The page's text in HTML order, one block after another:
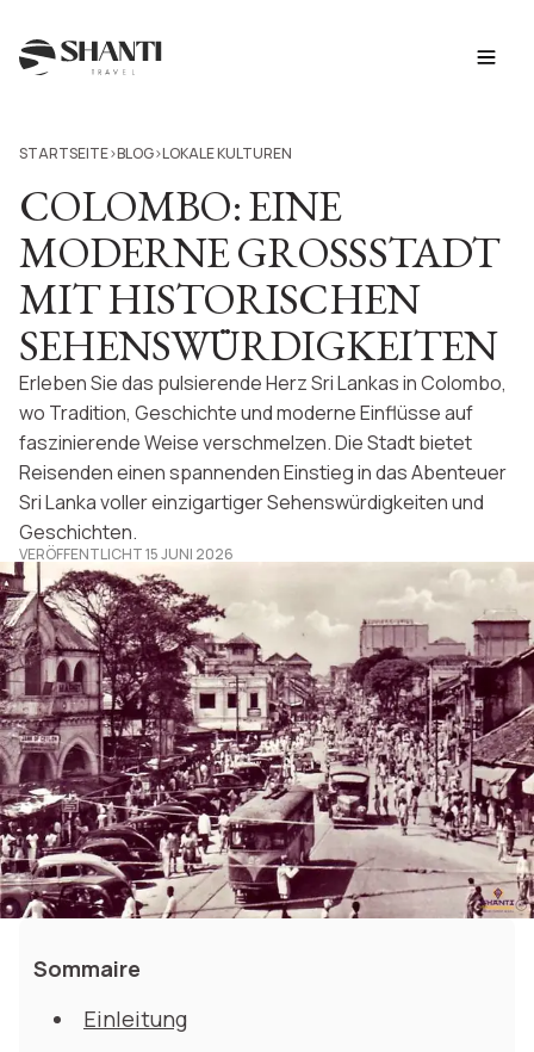
STARTSEITE>BLOG>LOKALE KULTUREN
COLOMBO: EINE
MODERNE GROSSSTADT
MIT HISTORISCHEN
SEHENSWÜRDIGKEITEN
Erleben Sie das pulsierende Herz Sri Lankas in Colombo,
wo Tradition, Geschichte und moderne Einflüsse auf
faszinierende Weise verschmelzen. Die Stadt bietet
Reisenden einen spannenden Einstieg in das Abenteuer
Sri Lanka voller einzigartiger Sehenswürdigkeiten und
Geschichten.
VERÖFFENTLICHT 15 JUNI 2026
Sommaire
Einleitung